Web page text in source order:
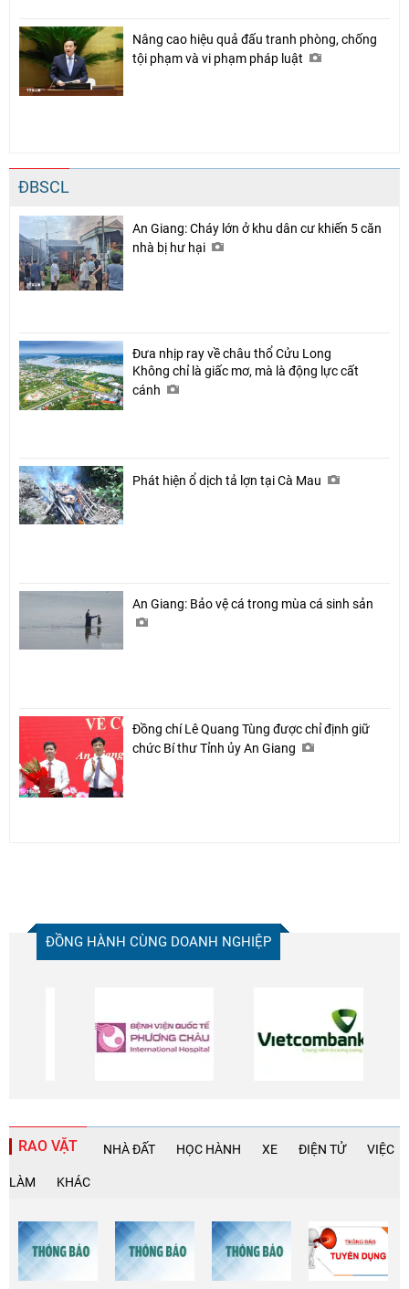
Nâng cao hiệu quả đấu tranh phòng, chống
tội phạm và vi phạm pháp luật
ĐBSCL
An Giang: Cháy lớn ở khu dân cư khiến 5 căn
nhà bị hư hại
Đưa nhịp ray về châu thổ Cửu Long
Không chỉ là giấc mơ, mà là động lực cất
cánh
Phát hiện ổ dịch tả lợn tại Cà Mau
An Giang: Bảo vệ cá trong mùa cá sinh sản
Đồng chí Lê Quang Tùng được chỉ định giữ
chức Bí thư Tỉnh ủy An Giang
ĐỒNG HÀNH CÙNG DOANH NGHIỆP
RAO VẶT NHÀ ĐẤT HỌC HÀNH XE ĐIỆN TỬ VIỆC
LÀM KHÁC